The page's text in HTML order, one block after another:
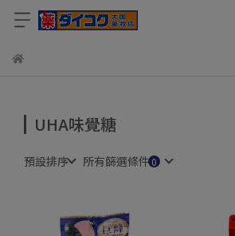
UHA味覺糖
預設排序 所有篩選條件